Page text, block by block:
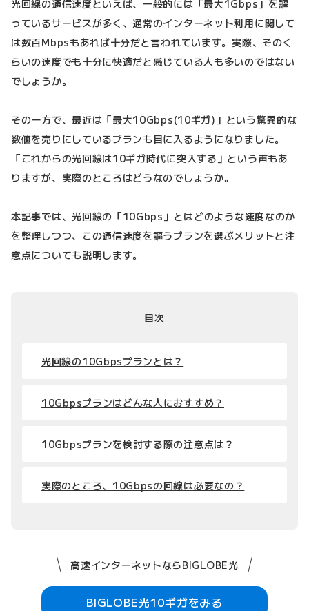
光回線の通信速度といえば、一般的には「最大1Gbps」を謳
っているサービスが多く、通常のインターネット利用に関して
は数百Mbpsもあれば十分だと言われています。実際、そのく
らいの速度でも十分に快適だと感じている人も多いのではない
でしょうか。
その一方で、最近は「最大10Gbps(10ギガ)」という驚異的な
数値を売りにしているプランも目に入るようになりました。
「これからの光回線は10ギガ時代に突入する」という声もあ
りますが、実際のところはどうなのでしょうか。
本記事では、光回線の「10Gbps」とはどのような速度なのか
を整理しつつ、この通信速度を謳うプランを選ぶメリットと注
意点についても説明します。
目次
光回線の10Gbpsプランとは？
10Gbpsプランはどんな人におすすめ？
10Gbpsプランを検討する際の注意点は？
実際のところ、10Gbpsの回線は必要なの？
高速インターネットならBIGLOBE光
BIGLOBE光10ギガをみる